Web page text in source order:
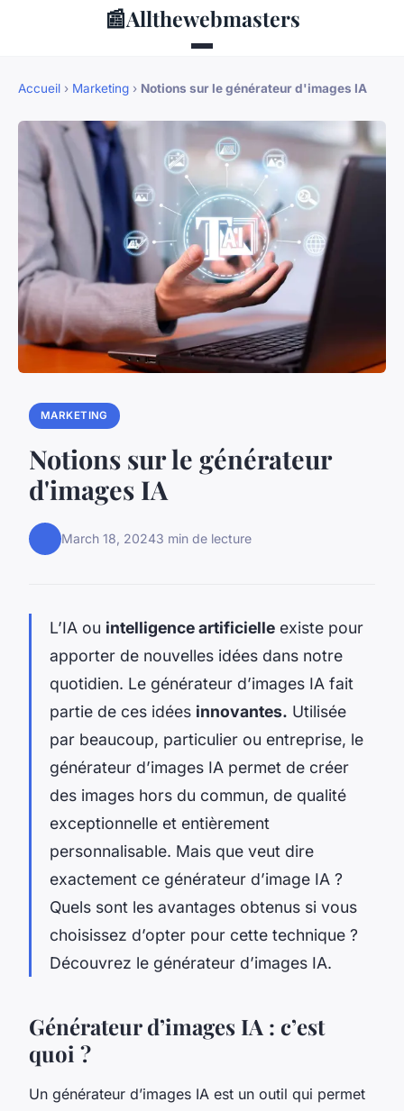
📰Allthewebmasters
Accueil › Marketing › Notions sur le générateur d'images IA
MARKETING
Notions sur le générateur
d'images IA
March 18, 20243 min de lecture
L’IA ou intelligence artificielle existe pour
apporter de nouvelles idées dans notre
quotidien. Le générateur d’images IA fait
partie de ces idées innovantes. Utilisée
par beaucoup, particulier ou entreprise, le
générateur d’images IA permet de créer
des images hors du commun, de qualité
exceptionnelle et entièrement
personnalisable. Mais que veut dire
exactement ce générateur d’image IA ?
Quels sont les avantages obtenus si vous
choisissez d’opter pour cette technique ?
Découvrez le générateur d’images IA.
Générateur d’images IA : c’est
quoi ?
Un générateur d’images IA est un outil qui permet